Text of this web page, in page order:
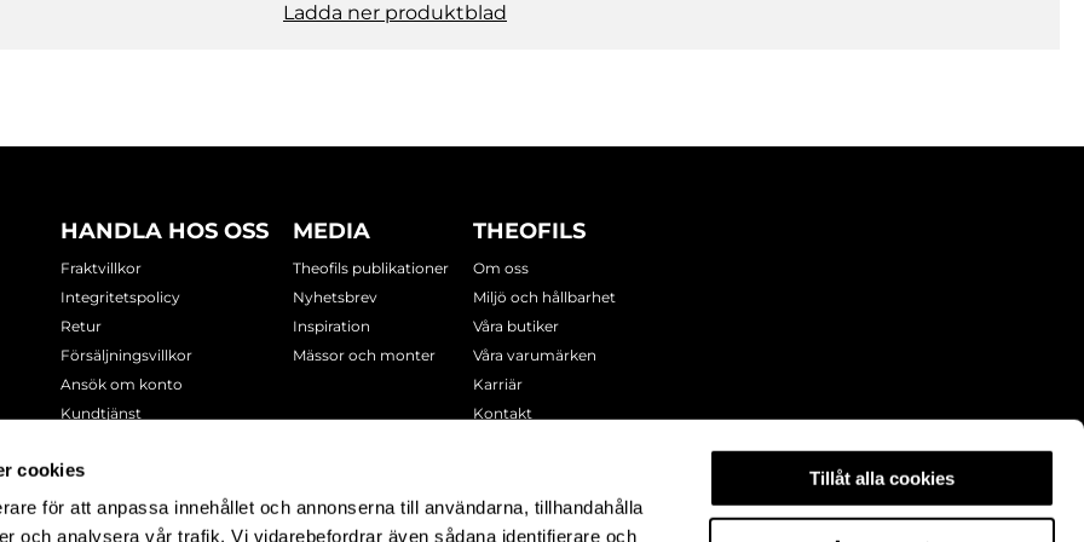
cookies
för att anpassa innehållet och annonserna till användarna, tillhandahålla
och analysera vår trafik. Vi vidarebefordrar även sådana identifierare och
Tillåt alla cookies
Ladda ner produktblad
HANDLA HOS OSS
Fraktvillkor
Integritetspolicy
Retur
Försäljningsvillkor
Ansök om konto
Kundtjänst
MEDIA
Theofils publikationer
Nyhetsbrev
Inspiration
Mässor och monter
THEOFILS
Om oss
Miljö och hållbarhet
Våra butiker
Våra varumärken
Karriär
Kontakt